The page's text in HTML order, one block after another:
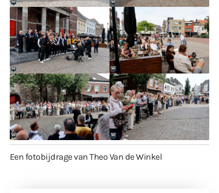
Een fotobijdrage van Theo Van de Winkel